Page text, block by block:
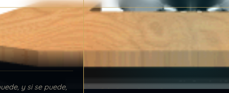
y si se puede,